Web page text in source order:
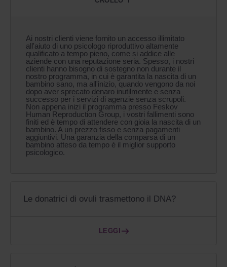
Ai nostri clienti viene fornito un accesso illimitato
all'aiuto di uno psicologo riproduttivo altamente
qualificato a tempo pieno, come si addice alle
aziende con una reputazione seria. Spesso, i nostri
clienti hanno bisogno di sostegno non durante il
nostro programma, in cui è garantita la nascita di un
bambino sano, ma all'inizio, quando vengono da noi
dopo aver sprecato denaro inutilmente e senza
successo per i servizi di agenzie senza scrupoli.
Non appena inizi il programma presso Feskov
Human Reproduction Group, i vostri fallimenti sono
finiti ed è tempo di attendere con gioia la nascita di un
bambino. A un prezzo fisso e senza pagamenti
aggiuntivi. Una garanzia della comparsa di un
bambino atteso da tempo è il miglior supporto
psicologico.
Le donatrici di ovuli trasmettono il DNA?
LEGGI